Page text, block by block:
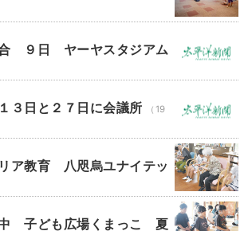
合 ９日 ヤーヤスタジアム
３日と２７日に会議所
（19
ア教育 八咫烏ユナイテッ
中 子ども広場くまっこ 夏